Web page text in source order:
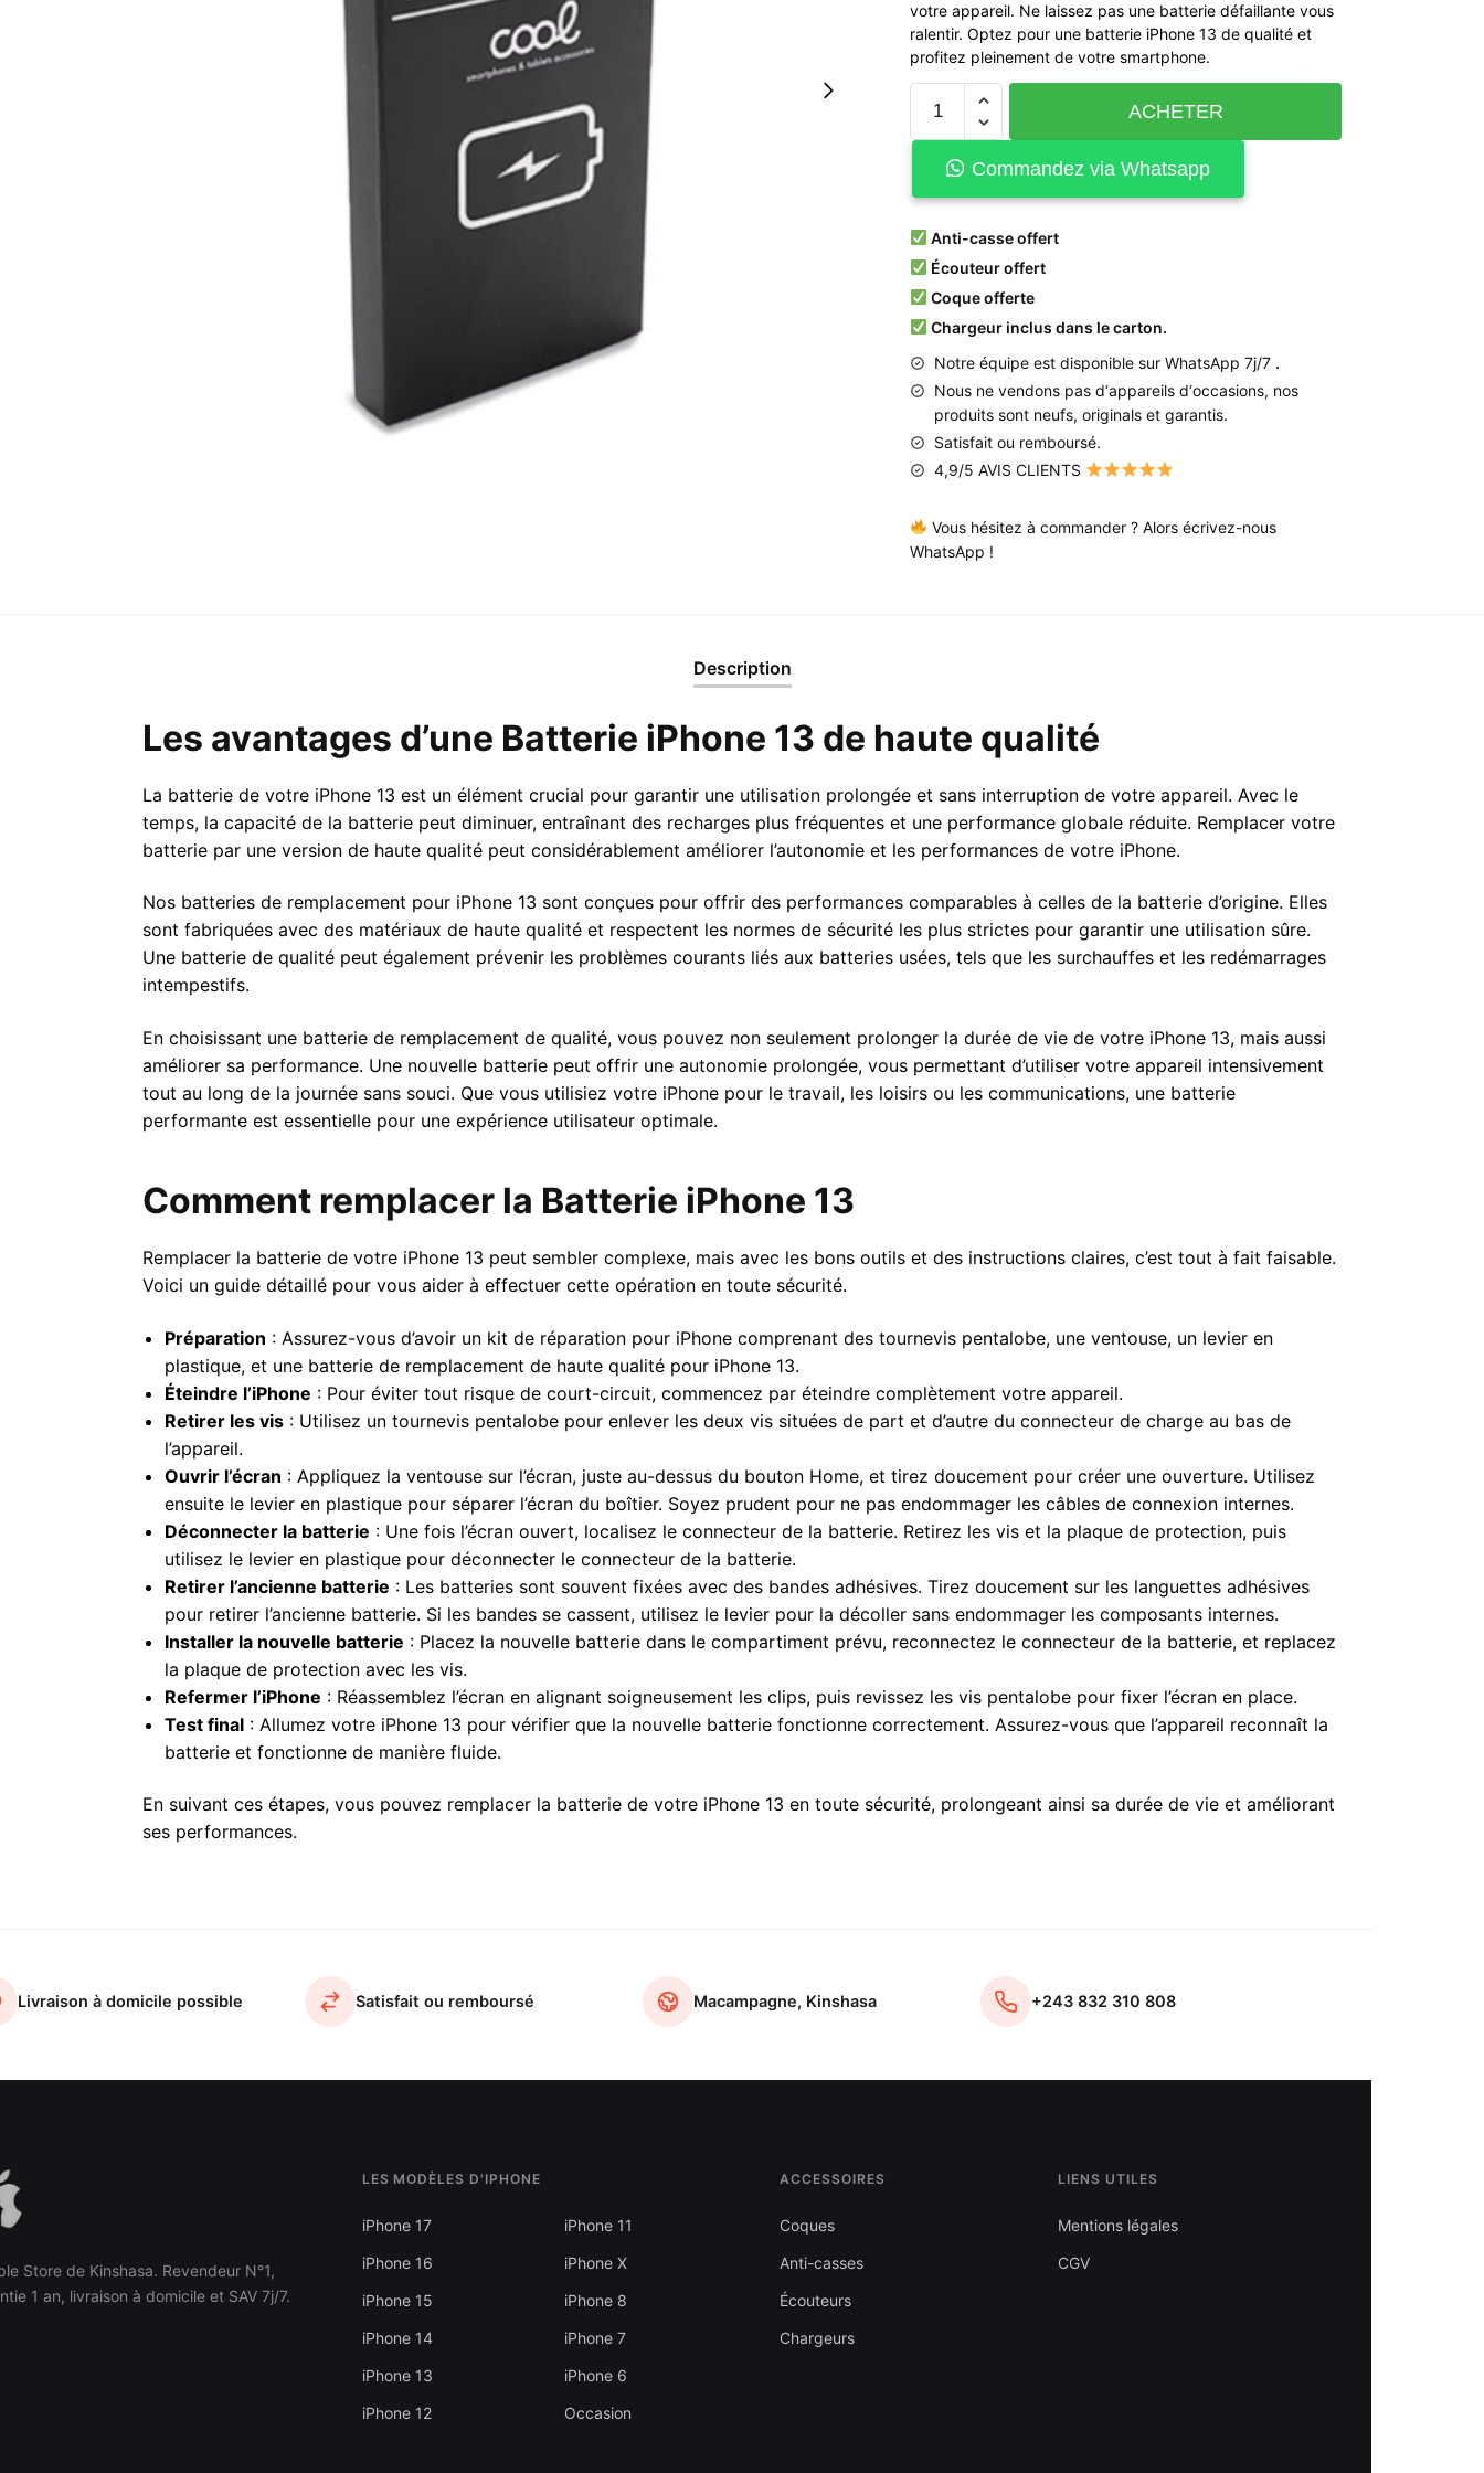
votre appareil. Ne laissez pas une batterie défaillante vous
ralentir. Optez pour une batterie iPhone 13 de qualité et
profitez pleinement de votre smartphone.
ACHETER
Commandez via Whatsapp
Anti-casse offert
Écouteur offert
Coque offerte
Chargeur inclus dans le carton.
Notre équipe est disponible sur WhatsApp 7j/7 .
Nous ne vendons pas d‘appareils d‘occasions, nos
produits sont neufs, originals et garantis.
Satisfait ou remboursé.
4,9/5 AVIS CLIENTS
Vous hésitez à commander ? Alors écrivez-nous
WhatsApp !
Description
Les avantages d’une Batterie iPhone 13 de haute qualité
La batterie de votre iPhone 13 est un élément crucial pour garantir une utilisation prolongée et sans interruption de votre appareil. Avec le
temps, la capacité de la batterie peut diminuer, entraînant des recharges plus fréquentes et une performance globale réduite. Remplacer votre
batterie par une version de haute qualité peut considérablement améliorer l’autonomie et les performances de votre iPhone.
Nos batteries de remplacement pour iPhone 13 sont conçues pour offrir des performances comparables à celles de la batterie d’origine. Elles
sont fabriquées avec des matériaux de haute qualité et respectent les normes de sécurité les plus strictes pour garantir une utilisation sûre.
Une batterie de qualité peut également prévenir les problèmes courants liés aux batteries usées, tels que les surchauffes et les redémarrages
intempestifs.
En choisissant une batterie de remplacement de qualité, vous pouvez non seulement prolonger la durée de vie de votre iPhone 13, mais aussi
améliorer sa performance. Une nouvelle batterie peut offrir une autonomie prolongée, vous permettant d’utiliser votre appareil intensivement
tout au long de la journée sans souci. Que vous utilisiez votre iPhone pour le travail, les loisirs ou les communications, une batterie
performante est essentielle pour une expérience utilisateur optimale.
Comment remplacer la Batterie iPhone 13
Remplacer la batterie de votre iPhone 13 peut sembler complexe, mais avec les bons outils et des instructions claires, c’est tout à fait faisable.
Voici un guide détaillé pour vous aider à effectuer cette opération en toute sécurité.
Préparation : Assurez-vous d’avoir un kit de réparation pour iPhone comprenant des tournevis pentalobe, une ventouse, un levier en
plastique, et une batterie de remplacement de haute qualité pour iPhone 13.
Éteindre l’iPhone : Pour éviter tout risque de court-circuit, commencez par éteindre complètement votre appareil.
Retirer les vis: Utilisez un tournevis pentalobe pour enlever les deux vis situées de part et d’autre du connecteur de charge au bas de
l’appareil.
Ouvrir l’écran : Appliquez la ventouse sur l’écran, juste au-dessus du bouton Home, et tirez doucement pour créer une ouverture. Utilisez
ensuite le levier en plastique pour séparer l’écran du boîtier. Soyez prudent pour ne pas endommager les câbles de connexion internes.
Déconnecter la batterie : Une fois l’écran ouvert, localisez le connecteur de la batterie. Retirez les vis et la plaque de protection, puis
utilisez le levier en plastique pour déconnecter le connecteur de la batterie.
Retirer l’ancienne batterie : Les batteries sont souvent fixées avec des bandes adhésives. Tirez doucement sur les languettes adhésives
pour retirer l’ancienne batterie. Si les bandes se cassent, utilisez le levier pour la décoller sans endommager les composants internes.
Installer la nouvelle batterie : Placez la nouvelle batterie dans le compartiment prévu, reconnectez le connecteur de la batterie, et replacez
la plaque de protection avec les vis.
Refermer l’iPhone : Réassemblez l’écran en alignant soigneusement les clips, puis revissez les vis pentalobe pour fixer l’écran en place.
Test final: Allumez votre iPhone 13 pour vérifier que la nouvelle batterie fonctionne correctement. Assurez-vous que l’appareil reconnaît la
batterie et fonctionne de manière fluide.
En suivant ces étapes, vous pouvez remplacer la batterie de votre iPhone 13 en toute sécurité, prolongeant ainsi sa durée de vie et améliorant
ses performances.
Livraison à domicile possible Satisfait ou remboursé Macampagne, Kinshasa +243 832 310 808
Store de Kinshasa. Revendeur N°1,
1 an, livraison à domicile et SAV 7j/7.
LES MODÈLES D'IPHONE
iPhone 17
iPhone 16
iPhone 15
iPhone 14
iPhone 13
iPhone 12
iPhone 11
iPhone X
iPhone 8
iPhone 7
iPhone 6
Occasion
ACCESSOIRES
Coques
Anti-casses
Écouteurs
Chargeurs
LIENS UTILES
Mentions légales
CGV